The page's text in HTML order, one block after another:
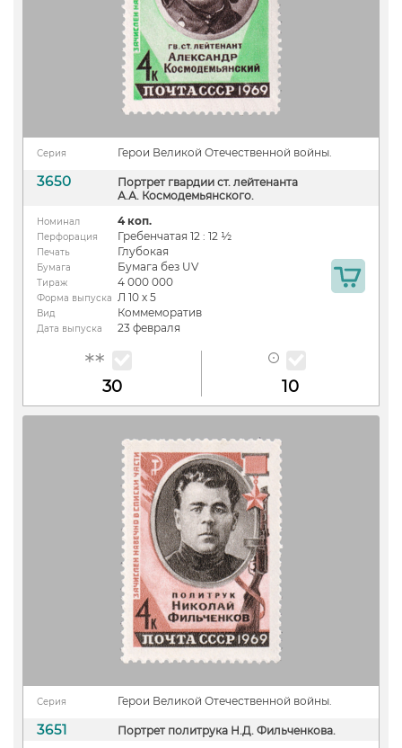
Серия Герои Великой Отечественной войны.
3650
Портрет гвардии ст. лейтенанта
А.А. Космодемьянского.
Номинал 4 коп.
Перфорация Гребенчатая 12 : 12 ½
Печать Глубокая
Бумага Бумага без UV
Тираж 4 000 000
Форма выпуска Л 10 х 5
Вид Коммеморатив
Дата выпуска 23 февраля
30 10
Серия Герои Великой Отечественной войны.
3651 Портрет политрука Н.Д. Фильченкова.